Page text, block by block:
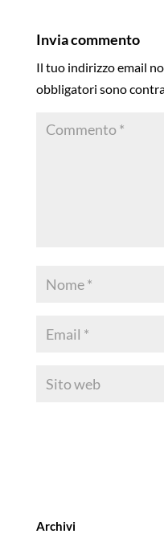
Invia commento
Il tuo indirizzo email
obbligatori sono
Archivi